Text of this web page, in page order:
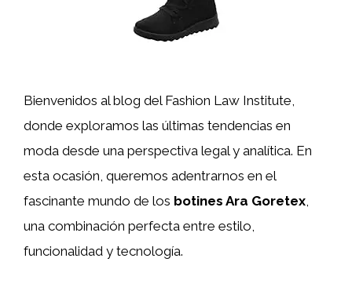
Bienvenidos al blog del Fashion Law Institute,
donde exploramos las últimas tendencias en
moda desde una perspectiva legal y analítica. En
esta ocasión, queremos adentrarnos en el
fascinante mundo de los botines Ara Goretex,
una combinación perfecta entre estilo,
funcionalidad y tecnología.